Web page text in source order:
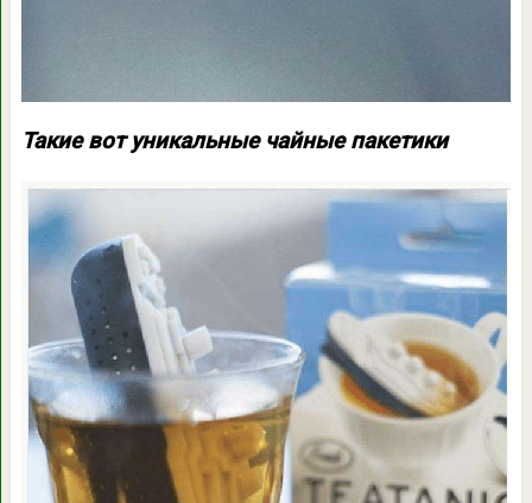
Такие вот уникальные чайные пакетики